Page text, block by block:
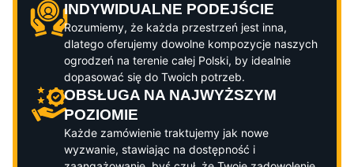
INDYWIDUALNE PODEJŚCIE
Rozumiemy, że każda przestrzeń jest inna,
dlatego oferujemy dowolne kompozycje naszych
ogrodzeń na terenie całej Polski, by idealnie
dopasować się do Twoich potrzeb.
OBSŁUGA NA NAJWYŻSZYM
POZIOMIE
Każde zamówienie traktujemy jak nowe
wyzwanie, stawiając na dostępność i